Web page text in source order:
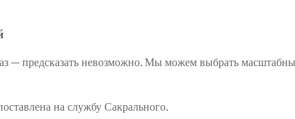
— предсказать невозможно. Мы можем выбрать
на службу Сакрального.